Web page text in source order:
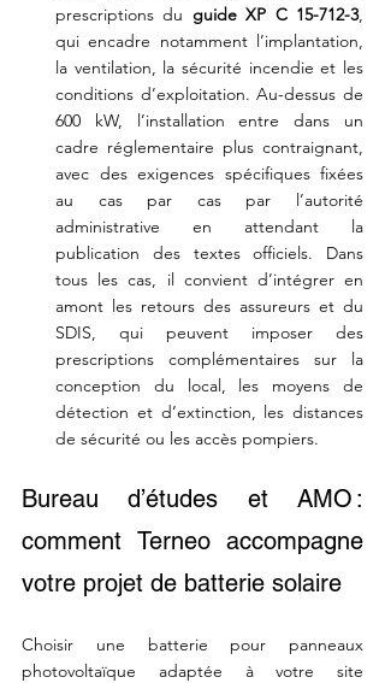
prescriptions du guide XP C 15-712-3,
qui encadre notamment l’implantation,
la ventilation, la sécurité incendie et les
conditions d’exploitation. Au-dessus de
600 kW, l’installation entre dans un
cadre réglementaire plus contraignant,
avec des exigences spécifiques fixées
au cas par cas par l’autorité
administrative en attendant la
publication des textes officiels. Dans
tous les cas, il convient d’intégrer en
amont les retours des assureurs et du
SDIS, qui peuvent imposer des
prescriptions complémentaires sur la
conception du local, les moyens de
détection et d’extinction, les distances
de sécurité ou les accès pompiers.
Bureau d’études et AMO :
comment Terneo accompagne
votre projet de batterie solaire
Choisir une batterie pour panneaux
photovoltaïque adaptée à votre site